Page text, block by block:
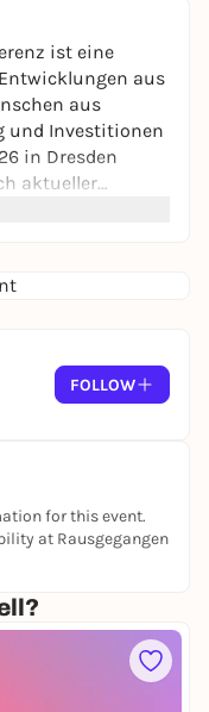
ist eine
aus
aus
und Investitionen
in Dresden
aktueller
zum selbst
auf denen
und
Zukunft
für einen
der Region.
das Event
Programm und
eigener
öffnet am 17. Juni
die Konferenz
FOLLOW
for this event.
at Rausgegangen